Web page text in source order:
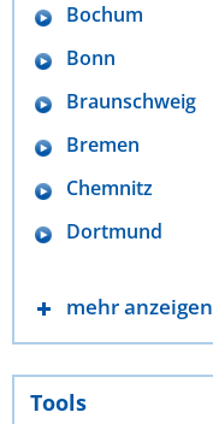
Bochum
Bonn
Braunschweig
Bremen
Chemnitz
Dortmund
mehr anzeigen
Tools